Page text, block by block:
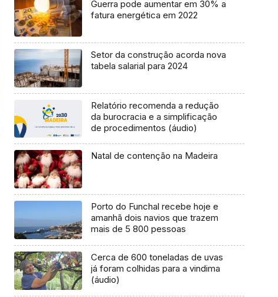
Guerra pode aumentar em 30% a
fatura energética em 2022
Setor da construção acorda nova
tabela salarial para 2024
Relatório recomenda a redução
da burocracia e a simplificação
de procedimentos (áudio)
Natal de contenção na Madeira
Porto do Funchal recebe hoje e
amanhã dois navios que trazem
mais de 5 800 pessoas
Cerca de 600 toneladas de uvas
já foram colhidas para a vindima
(áudio)